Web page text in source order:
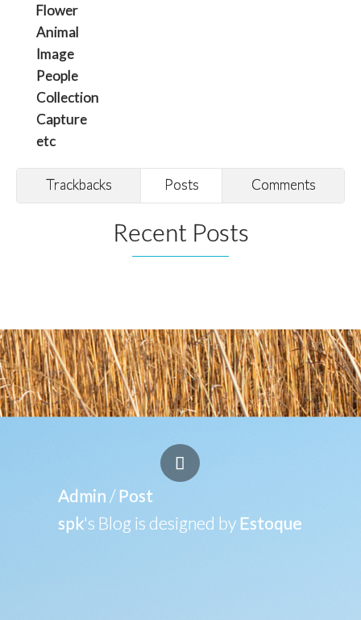
Flower
Animal
Image
People
Collection
Capture
etc
Trackbacks Posts Comments
Recent Posts
Admin /Post
spk's Blog is designed by Estoque